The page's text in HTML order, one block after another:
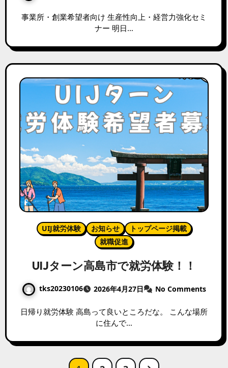
事業所・創業希望者向け 生産性向上・経営力強化セミ
ナー 明日…
UIJ就労体験 お知らせ
トップページ掲載
就職促進
UIJターン高島市で就労体験！！
tks20230106 2026年4月27日 No Comments
日帰り就労体験 高島って良いところだな。 こんな場所
に住んで…